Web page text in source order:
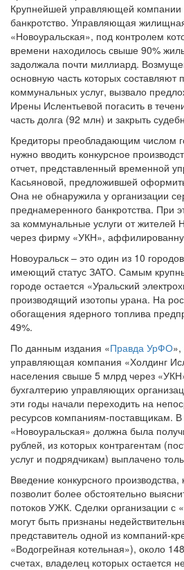
Крупнейшей управляющей компании
банкротство. Управляющая
«Новоуральская», под контролем
времени находилось свыше 90%
задолжала почти миллиард.
основную часть которых составляют
коммунальных услуг, вызвало
Ирены Ислентьевой погасить в
часть долга (92 млн) и закрыть
Кредиторы преобладающим числом
нужно вводить конкурсное
отчет, представленный временной
Касьяновой, предложившей
Она не обнаружила у организации
преднамеренного банкротства. При
за коммунальные услуги от жителей
через фирму «УКН»,
Новоуральск – это один из 10
имеющий статус ЗАТО. Самым
городе остается «Уральский
производящий изотопы урана. На
обогащения ядерного топлива
49%.
По данным издания «Правда УрФО»,
управляющая компания «Холдинг
населения свыше 5 млрд через
бухгалтерию управляющих
эти годы начали переходить на
ресурсов компаниям-поставщикам.
«Новоуральская» должна была
рублей, из которых контрагентам
услуг и подрядчикам) выплачено
Введение конкурсного
позволит более обстоятельно
потоков УЖК. Сделки организации с
могут быть признаны
представитель одной из компаний-
«Водогрейная котельная»), около
счетах, владелец которых остается